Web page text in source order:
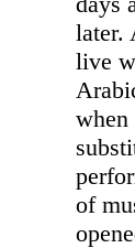
later.
live
when
of